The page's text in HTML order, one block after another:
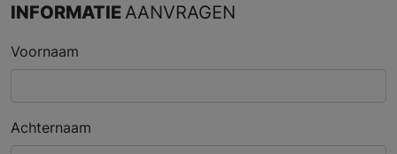
INFORMATIEAANVRAGEN
Voornaam
Achternaam